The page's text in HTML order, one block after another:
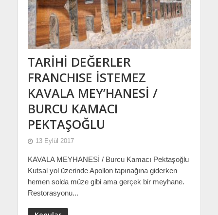
TARİHİ DEĞERLER
FRANCHISE İSTEMEZ
KAVALA MEY’HANESİ /
BURCU KAMACI
PEKTAŞOĞLU
13 Eylül 2017
KAVALA MEYHANESİ / Burcu Kamacı Pektaşoğlu
Kutsal yol üzerinde Apollon tapınağına giderken
hemen solda müze gibi ama gerçek bir meyhane.
Restorasyonu...